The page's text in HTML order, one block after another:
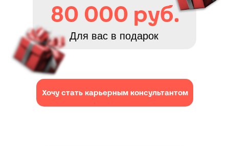
80 000 руб.
Хочу стать карьерным консультантом
Для вас в подарок